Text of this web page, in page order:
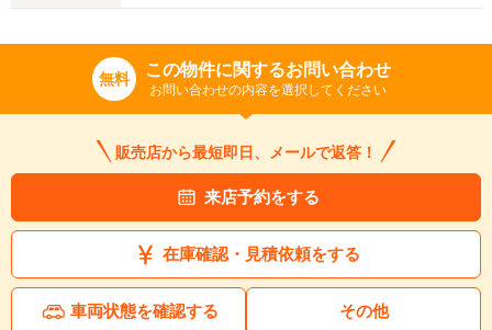
無料 この物件に関するお問い合わせ
お問い合わせの内容を選択してください
販売店から最短即日、メールで返答！
来店予約をする
在庫確認・見積依頼をする
車両状態を確認する その他